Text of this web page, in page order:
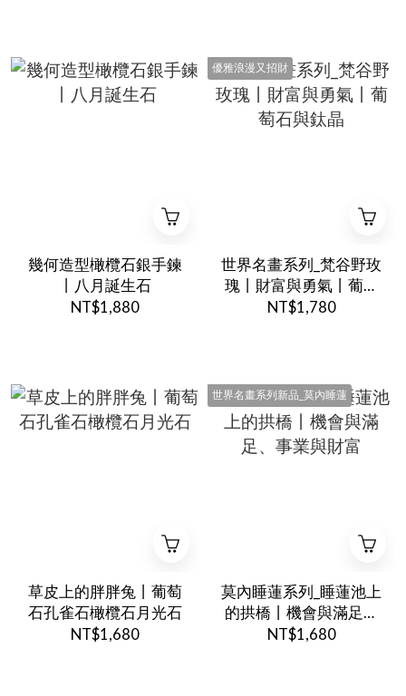
幾何造型橄欖石銀手鍊
丨八月誕生石
NT$1,880
優雅浪漫又招財
世界名畫系列_梵谷野玫
瑰丨財富與勇氣丨葡萄
石與鈦晶
NT$1,780
草皮上的胖胖兔丨葡萄
石孔雀石橄欖石月光石
NT$1,680
世界名畫系列新品_莫內睡蓮
莫內睡蓮系列_睡蓮池上
的拱橋丨機會與滿足、
事業與財富
NT$1,680